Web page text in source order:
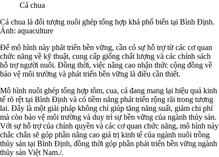
Cá chua
Cá chua là đối tượng nuôi ghép tổng hợp khá phổ biến tại Bình Định.
Ảnh: aquaculture
Để mô hình này phát triển bền vững, cần có sự hỗ trợ từ các cơ quan
chức năng về kỹ thuật, cung cấp giống chất lượng và các chính sách
hỗ trợ người nuôi. Đồng thời, việc nâng cao nhận thức cộng đồng về
bảo vệ môi trường và phát triển bền vững là điều cần thiết.
Mô hình nuôi ghép tổng hợp tôm, cua, cá đang mang lại hiệu quả kinh
tế rõ rệt tại Bình Định và có tiềm năng phát triển rộng rãi trong tương
lai. Đây là một giải pháp không chỉ giúp tăng năng suất, giảm chi phí
mà còn bảo vệ môi trường và duy trì sự bền vững của ngành thủy sản.
Với sự hỗ trợ của chính quyền và các cơ quan chức năng, mô hình này
chắc chắn sẽ góp phần nâng cao giá trị kinh tế của ngành nuôi trồng
thủy sản tại Bình Định, đồng thời góp phần phát triển bền vững ngành
thủy sản Việt Nam./.